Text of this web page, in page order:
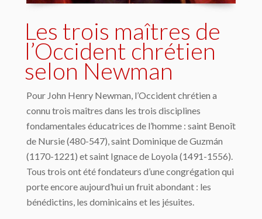
Les trois maîtres de
l’Occident chrétien
selon Newman
Pour John Henry Newman, l’Occident chrétien a
connu trois maîtres dans les trois disciplines
fondamentales éducatrices de l’homme : saint Benoît
de Nursie (480-547), saint Dominique de Guzmán
(1170-1221) et saint Ignace de Loyola (1491-1556).
Tous trois ont été fondateurs d’une congrégation qui
porte encore aujourd’hui un fruit abondant : les
bénédictins, les dominicains et les jésuites.